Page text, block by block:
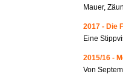
Mauer,
2017 - Die
Eine
2015/16 -
Von